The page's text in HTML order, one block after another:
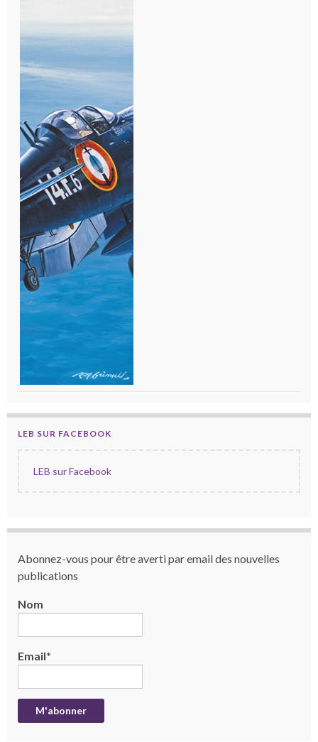
LEB SUR FACEBOOK
LEB sur Facebook
Abonnez-vous pour être averti par email des nouvelles
publications
Nom
Email*